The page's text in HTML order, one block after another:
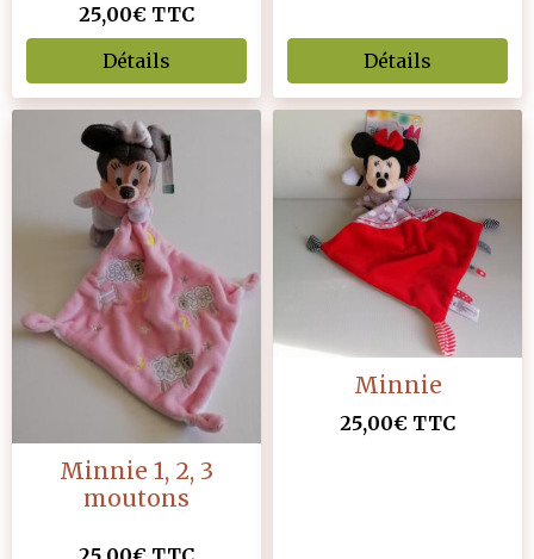
25,00€ TTC
Détails
Détails
Minnie 1, 2, 3
moutons
Minnie
25,00€ TTC